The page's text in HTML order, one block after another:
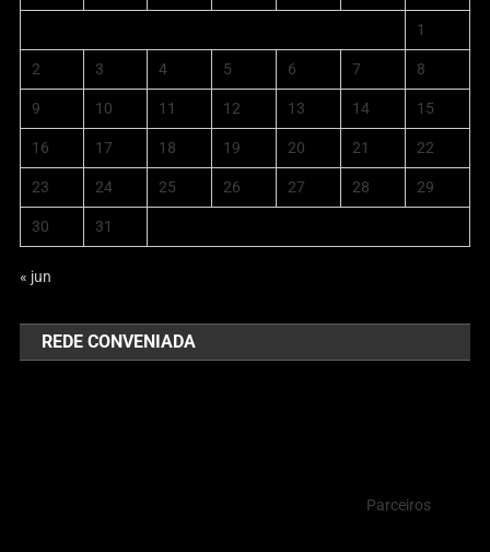
1
2 3 4 5 6 7 8
9 10 11 12 13 14 15
16 17 18 19 20 21 22
23 24 25 26 27 28 29
30 31
« jun
REDE CONVENIADA
Parceiros